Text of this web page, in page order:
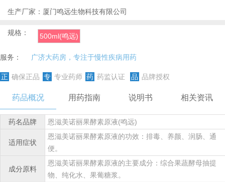
生产厂家： 厦门鸣远生物科技有限公司
规格： 500ml(鸣远)
服务： 广济大药房，专注于慢性疾病用药
正 确保正品 专 专业药师 药 药监认证 品 品牌授权
药品概况 用药指南 说明书 相关资讯
药名品牌 恩滋美诺丽果酵素原液(鸣远)
适用症状
恩滋美诺丽果酵素原液的功效：排毒、养颜、润肠、通
便。
成分原料
恩滋美诺丽果酵素原液的主要成分：综合果蔬酵母抽提
物、纯化水、果葡糖浆。